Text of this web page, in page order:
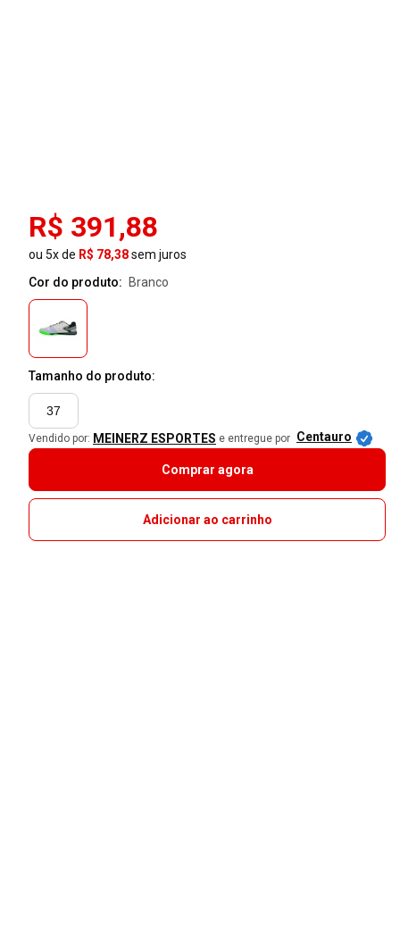
R$ 391,88
ou 5x de R$ 78,38sem juros
Cor do produto:
branco
Tamanho do produto:
37
Vendido por: MEINERZ ESPORTES e entregue por Centauro
Comprar agora
Adicionar ao carrinho